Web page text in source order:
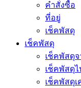
คำสั่งซื้อ
ที่อยู่
เช็คพัสดุ
เช็คพัสดุ
เช็คพัสดุ
เช็คพัสดุ
เช็คพัสดุเ